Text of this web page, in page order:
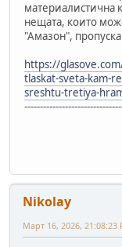
материалистична
нещата, които
"Амазон",
https://
tlaskat-sveta-kam-
sreshtu-tretiya-
Nikolay
Март 16, 2026, 21:08:23